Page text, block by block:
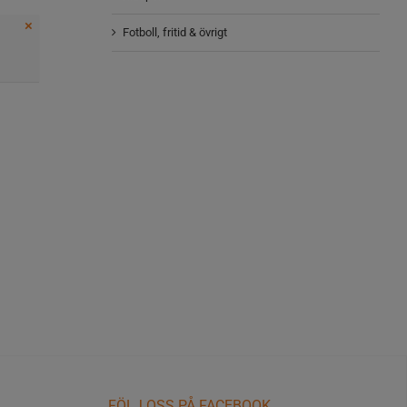
× Fotboll, fritid & övrigt